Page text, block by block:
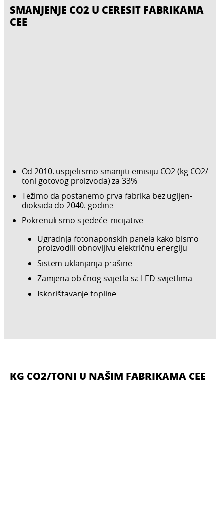
SMANJENJE CO2 U CERESIT FABRIKAMA
CEE
Od 2010. uspjeli smo smanjiti emisiju CO2 (kg CO2/
toni gotovog proizvoda) za 33%!
Težimo da postanemo prva fabrika bez ugljen-
dioksida do 2040. godine
Pokrenuli smo sljedeće inicijative
Ugradnja fotonaponskih panela kako bismo
proizvodili obnovljivu električnu energiju
Sistem uklanjanja prašine
Zamjena običnog svijetla sa LED svijetlima
Iskorištavanje topline
KG CO2/TONI U NAŠIM FABRIKAMA CEE